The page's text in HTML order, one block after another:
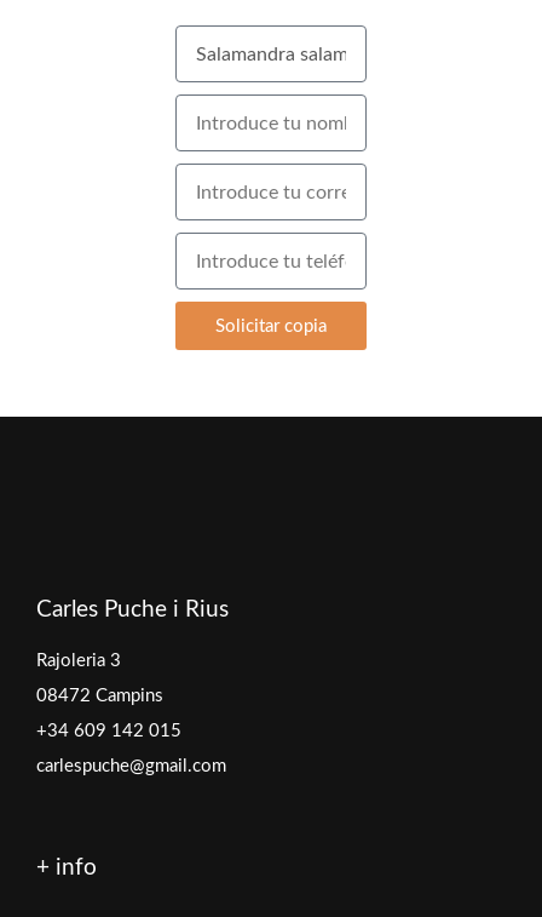
Solicitar copia
Carles Puche i Rius
Rajoleria 3
08472 Campins
+34 609 142 015
carlespuche@gmail.com
+ info